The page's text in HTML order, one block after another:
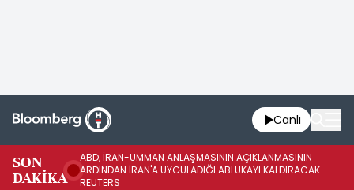
Canlı
SON
DAKİKA
ABD, İRAN-UMMAN ANLAŞMASININ AÇIKLANMASININ
ARDINDAN İRAN'A UYGULADIĞI ABLUKAYI KALDIRACAK -
REUTERS